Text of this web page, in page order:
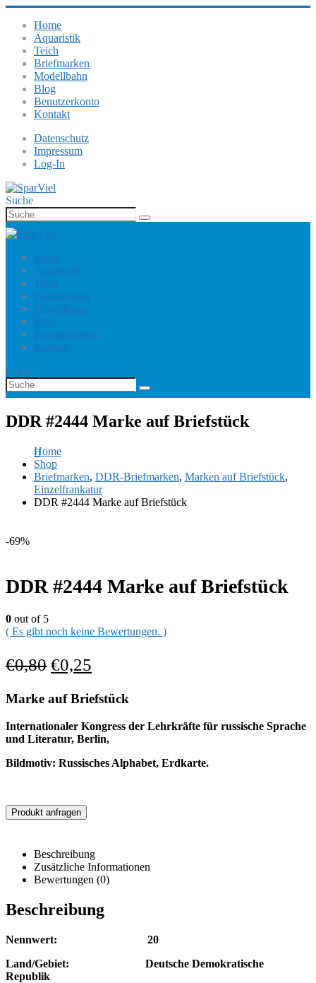
Home
Aquaristik
Teich
Briefmarken
Modellbahn
Blog
Benutzerkonto
Kontakt
Datenschutz
Impressum
Log-In
Suche
Home
Aquaristik
Teich
Briefmarken
Modellbahn
Blog
Benutzerkonto
Kontakt
Suche
DDR #2444 Marke auf Briefstück
Home
Shop
Briefmarken, DDR-Briefmarken, Marken auf Briefstück,
Einzelfrankatur
DDR #2444 Marke auf Briefstück
-69%
DDR #2444 Marke auf Briefstück
0 out of 5
( Es gibt noch keine Bewertungen. )
€0,80 €0,25
Marke auf Briefstück
Internationaler Kongress der Lehrkräfte für russische Sprache
und Literatur, Berlin,
Bildmotiv: Russisches Alphabet, Erdkarte.
Produkt anfragen
Beschreibung
Zusätzliche Informationen
Bewertungen (0)
Beschreibung
Nennwert: 20
Land/Gebiet: Deutsche Demokratische
Republik